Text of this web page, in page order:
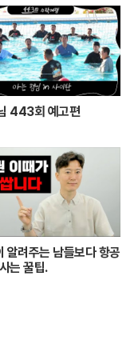
443회 예고편
알려주는 남들보다 항공
는 꿀팁.